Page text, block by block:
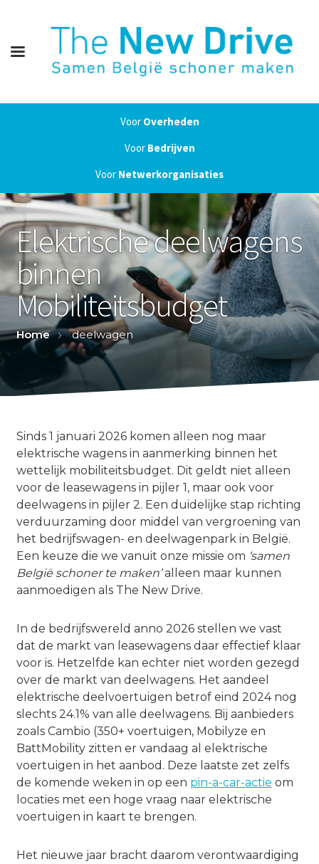
Voor Overheden
Voor Bedrijven
Voor Netwerkorganisaties
Elektrische deelwagens
binnen
Mobiliteitsbudget
Home deelwagen
Sinds 1 januari 2026 komen alleen nog maar
elektrische wagens in aanmerking binnen het
wettelijk mobiliteitsbudget. Dit geldt niet alleen
voor de leasewagens in pijler 1, maar ook voor
deelwagens in pijler 2. Een duidelijke stap richting
verduurzaming door middel van vergroening van
het bedrijfswagen- en deelwagenpark in België.
Een keuze die we vanuit onze missie om ‘samen
België schoner te maken’alleen maar kunnen
aanmoedigen als The New Drive.
In de bedrijfswereld anno 2026 stellen we vast
dat de markt van leasewagens daar effectief klaar
voor is. Hetzelfde kan echter niet worden gezegd
over de markt van deelwagens. Het aandeel
elektrische deelvoertuigen betrof eind 2024 nog
slechts 24.1% van alle deelwagens. Bij aanbieders
zoals Cambio (350+ voertuigen, Mobilyze en
BattMobility zitten er vandaag al elektrische
voertuigen in het aanbod. Deze laatste zet zelfs
de komende weken in op een pin-a-car-actie om
locaties met een hoge vraag naar elektrische
voertuigen in kaart te brengen.
Het nieuwe jaar bracht daarom verontwaardiging